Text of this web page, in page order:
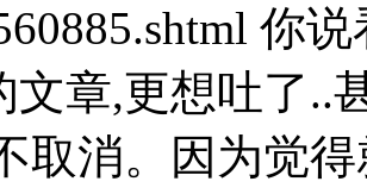
你
文章,更想吐了..
取消。因为觉